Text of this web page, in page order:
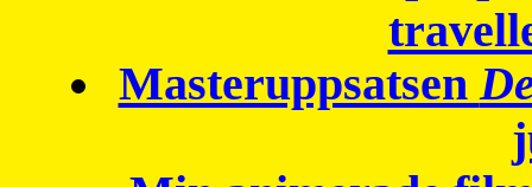
Masteruppsatsen